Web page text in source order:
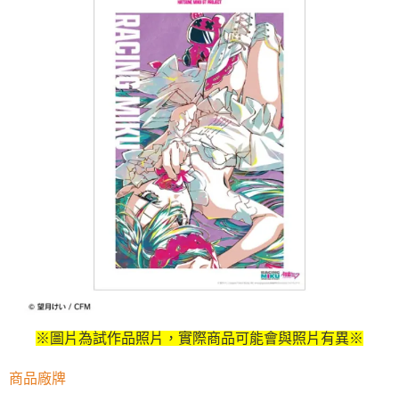
※圖片為試作品照片，實際商品可能會與照片有異※
商品廠牌